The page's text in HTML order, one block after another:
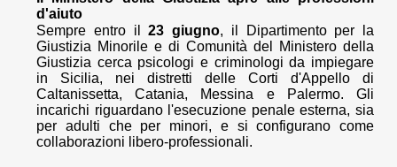
d'aiuto
Sempre entro il23 giugno, il Dipartimento per la
Giustizia Minorile e di Comunità del Ministero della
Giustizia cerca psicologi e criminologi da impiegare
in Sicilia, nei distretti delle Corti d'Appello di
Caltanissetta, Catania, Messina e Palermo. Gli
incarichi riguardano l'esecuzione penale esterna, sia
per adulti che per minori, e si configurano come
collaborazioni libero-professionali.